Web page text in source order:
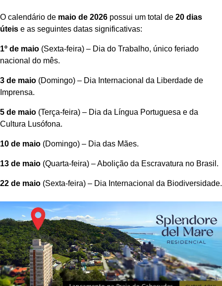
O calendário de maio de 2026 possui um total de 20 dias
úteis e as seguintes datas significativas:
1º de maio (Sexta-feira) – Dia do Trabalho, único feriado
nacional do mês.
3 de maio (Domingo) – Dia Internacional da Liberdade de
Imprensa.
5 de maio (Terça-feira) – Dia da Língua Portuguesa e da
Cultura Lusófona.
10 de maio (Domingo) – Dia das Mães.
13 de maio (Quarta-feira) – Abolição da Escravatura no Brasil.
22 de maio (Sexta-feira) – Dia Internacional da Biodiversidade.